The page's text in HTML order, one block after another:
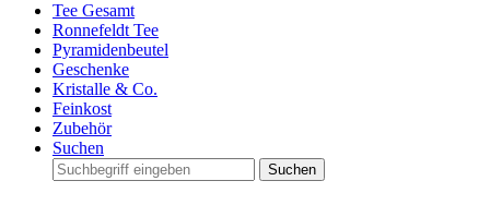
Tee Gesamt
Ronnefeldt Tee
Pyramidenbeutel
Geschenke
Kristalle & Co.
Feinkost
Zubehör
Suchen
Suchen